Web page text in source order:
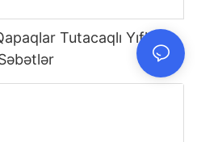
Tutacaqlı Yıflana